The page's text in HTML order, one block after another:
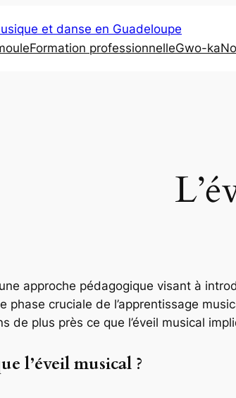
et danse en Guadeloupe
Formation professionnelleGwo-ka
une approche pédagogique visant à
phase cruciale de l’apprentissage
de plus près ce que l’éveil musical
l’éveil musical ?